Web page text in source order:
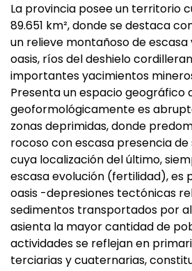
La provincia posee un territorio
89.651 km², donde se destaca
un relieve montañoso de
oasis, ríos del deshielo
importantes yacimientos
Presenta un espacio geográfico
geoformológicamente es
zonas deprimidas, donde
rocoso con escasa presencia de
cuya localización del último,
escasa evolución (fertilidad), es
oasis -depresiones tectónicas
sedimentos transportados por
asienta la mayor cantidad de
actividades se reflejan en
terciarias y cuaternarias,